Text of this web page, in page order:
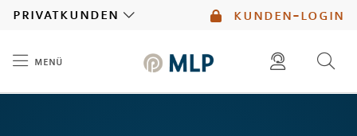
kunden-login
privatkunden
menü